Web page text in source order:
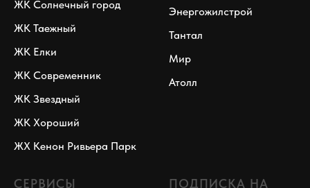
ЖК Солнечный город
ЖК Таежный
ЖК Елки
ЖК Современник
ЖК Звездный
ЖК Хороший
ЖХ Кенон Ривьера Парк
Энергожилстрой
Тантал
Мир
Атолл
СЕРВИСЫ
ПОДПИСКА НА